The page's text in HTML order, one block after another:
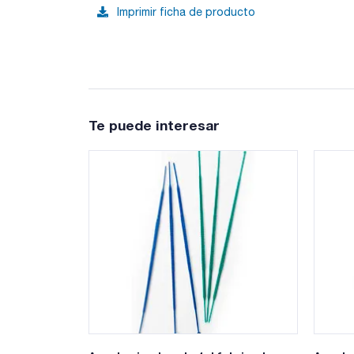
Imprimir ficha de producto
Te puede interesar